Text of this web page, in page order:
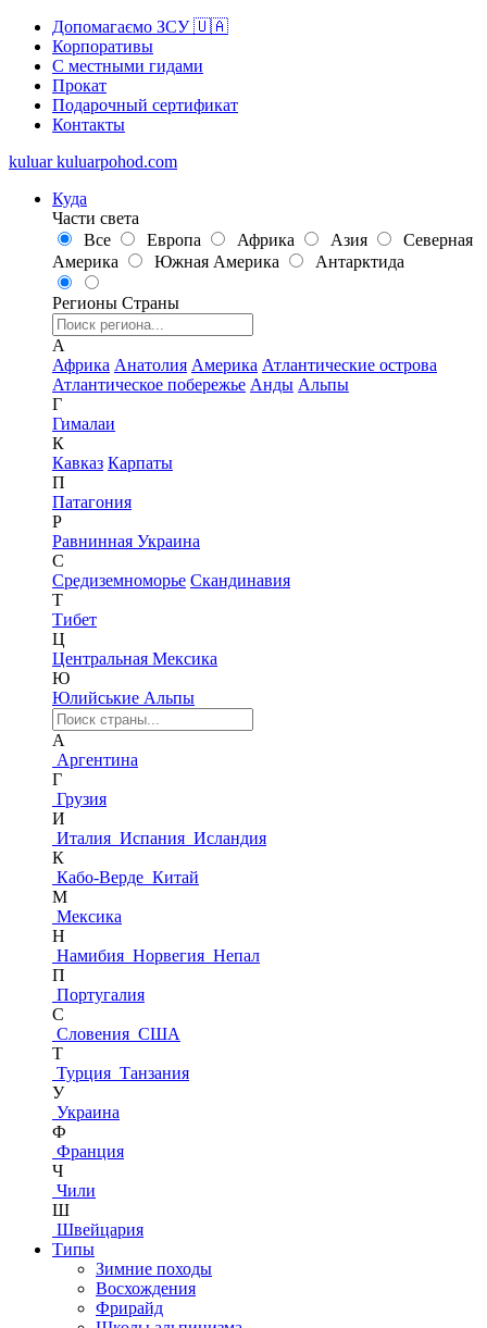
Допомагаємо ЗСУ 🇺🇦
Корпоративы
С местными гидами
Прокат
Подарочный сертификат
Контакты
kuluar kuluarpohod.com
Куда
Части света
Все
Европа Африка Азия
Северная
Америка
Южная Америка Антарктида
Регионы Страны
А
Африка Анатолия Америка Атлантические острова
Атлантическое побережье Анды Альпы
Г
Гималаи
К
Кавказ Карпаты
П
Патагония
Р
Равнинная Украина
С
Средиземноморье Скандинавия
Т
Тибет
Ц
Центральная Мексика
Ю
Юлийськие Альпы
А
Аргентина
Г
Грузия
И
Италия Испания Исландия
К
Кабо-Верде Китай
М
Мексика
Н
Намибия Норвегия Непал
П
Португалия
С
Словения США
Т
Турция Танзания
У
Украина
Ф
Франция
Ч
Чили
Ш
Швейцария
Типы
Зимние походы
Восхождения
Фрирайд